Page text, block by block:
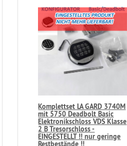
Komplettset LA GARD 3740M
mit 5750 Deadbolt Basic
Elektronikschloss VDS Klasse
2 B Tresorschloss -
EINGESTELLT !! nur geringe
Restbestände !!